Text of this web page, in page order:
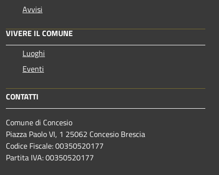
Avvisi
VIVERE IL COMUNE
Luoghi
Eventi
CONTATTI
Comune di Concesio
Piazza Paolo VI, 1 25062 Concesio Brescia
Codice Fiscale: 00350520177
Partita IVA: 00350520177